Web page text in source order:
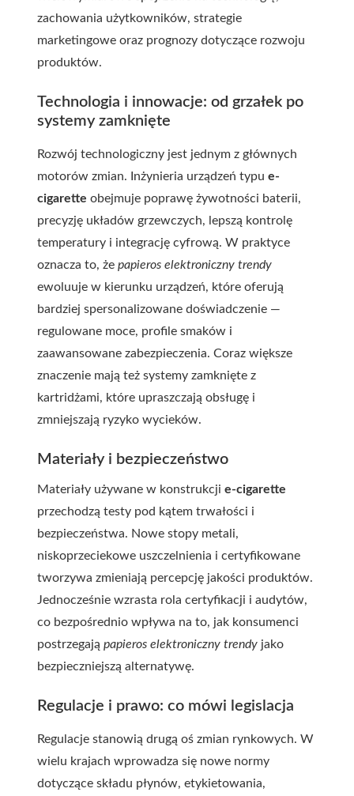
zachowania użytkowników, strategie
marketingowe oraz prognozy dotyczące rozwoju
produktów.
Technologia i innowacje: od grzałek po
systemy zamknięte
Rozwój technologiczny jest jednym z głównych
motorów zmian. Inżynieria urządzeń typu e-
cigarette obejmuje poprawę żywotności baterii,
precyzję układów grzewczych, lepszą kontrolę
temperatury i integrację cyfrową. W praktyce
oznacza to, że papieros elektroniczny trendy
ewoluuje w kierunku urządzeń, które oferują
bardziej spersonalizowane doświadczenie —
regulowane moce, profile smaków i
zaawansowane zabezpieczenia. Coraz większe
znaczenie mają też systemy zamknięte z
kartridżami, które upraszczają obsługę i
zmniejszają ryzyko wycieków.
Materiały i bezpieczeństwo
Materiały używane w konstrukcji e-cigarette
przechodzą testy pod kątem trwałości i
bezpieczeństwa. Nowe stopy metali,
niskoprzeciekowe uszczelnienia i certyfikowane
tworzywa zmieniają percepcję jakości produktów.
Jednocześnie wzrasta rola certyfikacji i audytów,
co bezpośrednio wpływa na to, jak konsumenci
postrzegają papieros elektroniczny trendy jako
bezpieczniejszą alternatywę.
Regulacje i prawo: co mówi legislacja
Regulacje stanowią drugą oś zmian rynkowych. W
wielu krajach wprowadza się nowe normy
dotyczące składu płynów, etykietowania,